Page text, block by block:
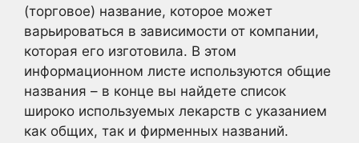
(торговое) название, которое может
варьироваться в зависимости от компании,
которая его изготовила. В этом
информационном листе используются общие
названия – в конце вы найдете список
широко используемых лекарств с указанием
как общих, так и фирменных названий.